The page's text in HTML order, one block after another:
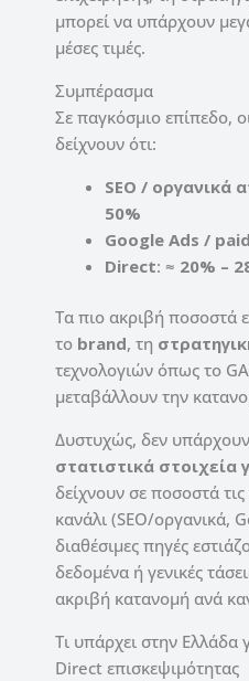
μπορεί να υπάρχουν
μέσες τιμές.
Συμπέρασμα
Σε παγκόσμιο επίπεδο,
δείχνουν ότι:
SEO / οργανικά
50%
Google Ads /
Direct: ≈ 20% –
Τα πιο ακριβή ποσοστά
το brand, τη
τεχνολογιών όπως το
μεταβάλλουν την
Δυστυχώς, δεν
στατιστικά στοιχεία
δείχνουν σε ποσοστά
κανάλι (SEO/οργανικά,
διαθέσιμες πηγές
δεδομένα ή γενικές
ακριβή κατανομή ανά
Τι υπάρχει στην Ελλάδα
Direct επισκεψιμότητας